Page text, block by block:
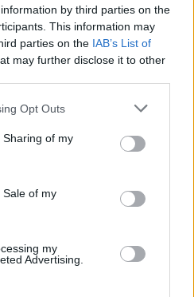
by third parties on the
This information may
parties on the IAB’s List of
may further disclose it to other
Opt Outs
of my
of my
my
Advertising.
nel finale. 6)
e pericoloso con i suoi
nel finale. s.v.)
e concentrata. 7.5
Simeone.,